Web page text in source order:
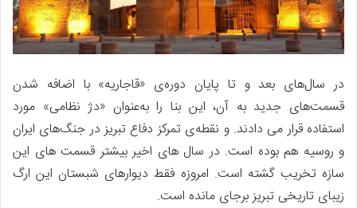
در سال‌های بعد و تا پایان دوره‌ی «قاجاریه» با اضافه شدن
قسمت‌های جدید به آن، این بنا را به‌عنوان «دژ نظامی» مورد
استفاده قرار می دادند. و نقطه‌ی تمرکز دفاع تبریز در جنگ‌های ایران
و روسیه هم بوده است. در سال های اخیر بیشتر قسمت های این
سازه تخریب گشته است. امروزه فقط دیوارهای شبستان این ارگ
زیبای تاریخی تبریز برجای مانده است.